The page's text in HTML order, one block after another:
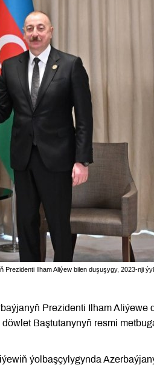
Ilham Aliýew bilen duşuşygy, 2023-nji
Prezidenti Ilham Aliýewe
Baştutanynyň resmi
ýolbaşçylygynda